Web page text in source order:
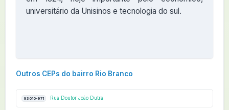
universitário da Unisinos e tecnologia do sul.
Outros CEPs do bairro Rio Branco
93010-971 Rua Doutor João Dutra